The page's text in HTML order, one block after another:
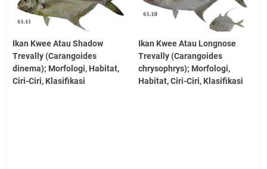
Ikan Kwee Atau Shadow
Trevally (Carangoides
dinema); Morfologi, Habitat,
Ciri-Ciri, Klasifikasi
Ikan Kwee Atau Longnose
Trevally (Carangoides
chrysophrys); Morfologi,
Habitat, Ciri-Ciri, Klasifikasi